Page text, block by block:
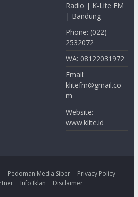
Radio | K-Lite FM
| Bandung
Phone: (022)
2532072
WA: 08122031972
Email:
klitefm@gmail.co
m
Website:
www.klite.id
Pedoman Media Siber
Privacy Policy
Info Iklan Disclaimer